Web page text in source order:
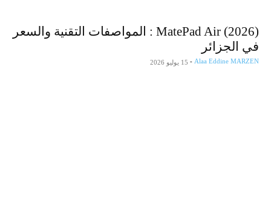
MatePad Air (2026) : المواصفات التقنية والسعر
في الجزائر
Alaa Eddine MARZEN
- 15 يوليو 2026